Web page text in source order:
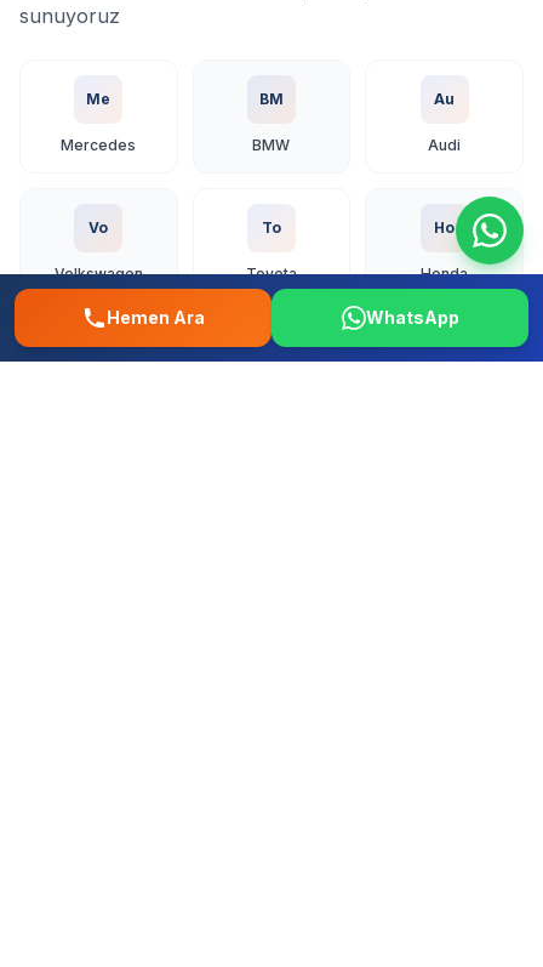
sunuyoruz
Me
Mercedes
BM
BMW
Au
Audi
Vo
Volkswagen
To
Toyota
Ho
Honda
Hemen Ara WhatsApp